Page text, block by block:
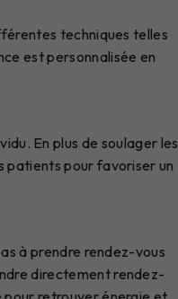
techniques telles
est personnalisée en
En plus de soulager les
patients pour favoriser un
à prendre rendez-vous
directement rendez-